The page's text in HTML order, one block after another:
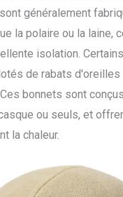
généralement
la polaire ou la laine,
isolation.
de rabats d'oreilles
bonnets sont
ou seuls, et
la chaleur.